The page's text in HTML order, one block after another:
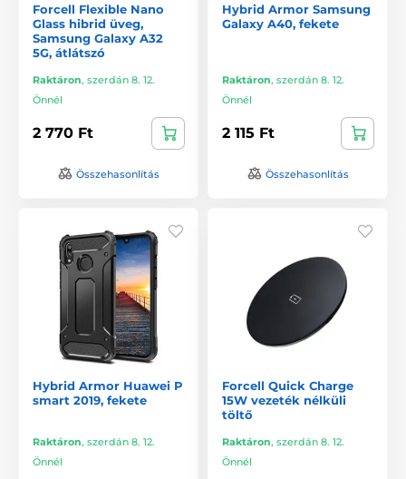
Forcell Flexible Nano
Glass hibrid üveg,
Samsung Galaxy A32
5G, átlátszó
Raktáron, szerdán 8. 12.
Önnél
2 770 Ft
Összehasonlítás
Hybrid Armor Samsung
Galaxy A40, fekete
Raktáron, szerdán 8. 12.
Önnél
2 115 Ft
Összehasonlítás
Hybrid Armor Huawei P
smart 2019, fekete
Raktáron, szerdán 8. 12.
Önnél
Forcell Quick Charge
15W vezeték nélküli
töltő
Raktáron, szerdán 8. 12.
Önnél